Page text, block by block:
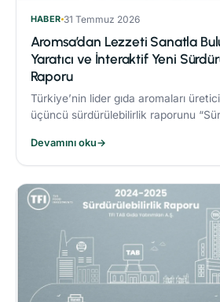
HABER 31 Temmuz 2026
Aromsa’dan Lezzeti Sanatla
Yaratıcı ve İnteraktif Yeni
Raporu
Türkiye’nin lider gıda aromaları
üçüncü sürdürülebilirlik raporunu
Devamını oku→